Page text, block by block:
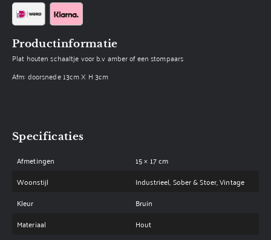
Productinformatie
Plat houten schaaltje voor b.v amber of een stompaars
Afm: doorsnede 13cm X H 3cm
Specificaties
Afmetingen
15 × 17 cm
Woonstijl
Industrieel, Sober & Stoer, Vintage
Kleur
Bruin
Materiaal
Hout